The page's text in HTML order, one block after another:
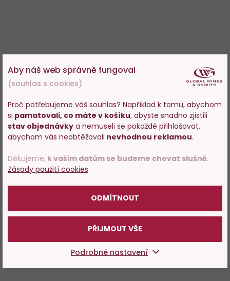
Aby náš web správně fungoval
(souhlas s cookies)
Proč potřebujeme váš souhlas? Například k tomu, abychom
si pamatovali, co máte v košíku, abyste snadno zjistili
stav objednávky a nemuseli se pokaždé přihlašovat,
abychom vás neobtěžovali nevhodnou reklamou.
Děkujeme, k vašim datům se budeme chovat slušně.
Zásady použití cookies
ODMÍTNOUT
PŘIJMOUT VŠE
Podrobné nastavení
Vstupujete na stránky
s prodejem alkoholu. Prosím